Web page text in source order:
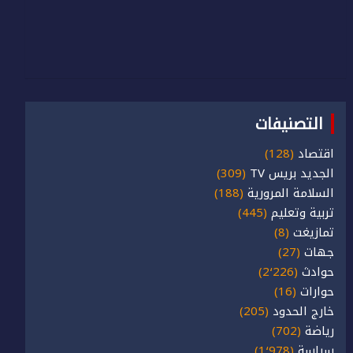
التصنيفات
اقتصاد (128)
الجديد بريس TV
(309)
السلامة المرورية (188)
تربية وتعليم (445)
تمازيغت (8)
جهات (27)
حوادث (2٬226)
حوارات (16)
خارج الحدود (205)
رياضة (702)